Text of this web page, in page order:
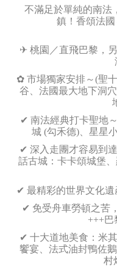
不滿足於單純的南法
鎮！香頌法
✈ 桃園／直飛巴黎，
✿ 市場獨家安排～(聖
谷、法國最大地下洞
✔ 南法經典打卡聖地
城 (勾禾德)、星星
✔ 深入走團才容易到
話古城：卡卡頌城堡
✔ 最精彩的世界文化
✔ 免受舟車勞頓之苦
+++巴
✔ 十大道地美食：米
饗宴、法式油封鴨佐
村